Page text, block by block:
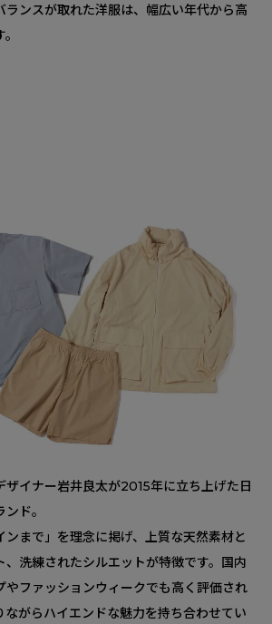
ランスが取れた洋服は、幅広い年代から高
ザイナー岩井良太が2015年に立ち上げた日
ド。
ンまで」を理念に掲げ、上質な天然素材と
、洗練されたシルエットが特徴です。国内
やファッションウィークでも高く評価され
ながらハイエンドな魅力を持ち合わせてい